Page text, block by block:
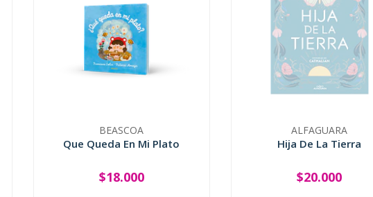
BEASCOA
Que Queda En Mi Plato
+
$18.000
ALFAGUARA
Hija De La Tierra
SOLD OUT
$20.000